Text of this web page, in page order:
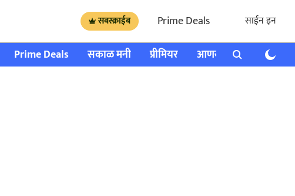
सबस्क्राईब Prime Deals साईन इन
Prime Deals सकाळ मनी प्रीमियर आणखी राशी भविष्य